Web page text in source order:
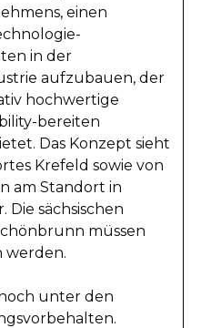
einen
in der
aufzubauen, der
hochwertige
bereiten
Das Konzept sieht
Krefeld sowie von
am Standort in
Die sächsischen
müssen
werden.
unter den